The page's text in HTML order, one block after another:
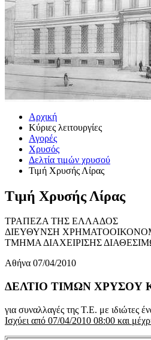
Αρχική
Κύριες λειτουργίες
Αγορές
Χρυσός
Δελτία τιμών χρυσού
Τιμή Χρυσής Λίρας
Τιμή Χρυσής Λίρας
ΤΡΑΠΕΖΑ ΤΗΣ ΕΛΛΑΔΟΣ
ΔΙΕΥΘΥΝΣΗ
ΤΜΗΜΑ ΔΙΑΧΕΙΡΙΣΗΣ
Αθήνα 07/04/2010
ΔΕΛΤΙΟ ΤΙΜΩΝ ΧΡΥΣΟΥ
για συναλλαγές της Τ.Ε. με
Ισχύει από 07/04/2010 08:00 και